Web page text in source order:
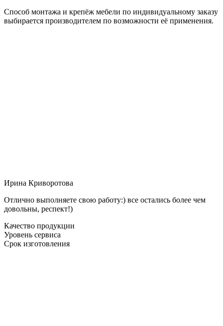
Способ монтажа и крепёж мебели по индивидуальному заказу
выбирается производителем по возможности её применения.
Ирина Криворотова
Отлично выполняете свою работу:) все остались более чем
довольны, респект!)
Качество продукции
Уровень сервиса
Срок изготовления